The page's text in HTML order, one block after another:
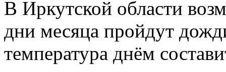
В Иркутской области
дни месяца пройдут
температура днём